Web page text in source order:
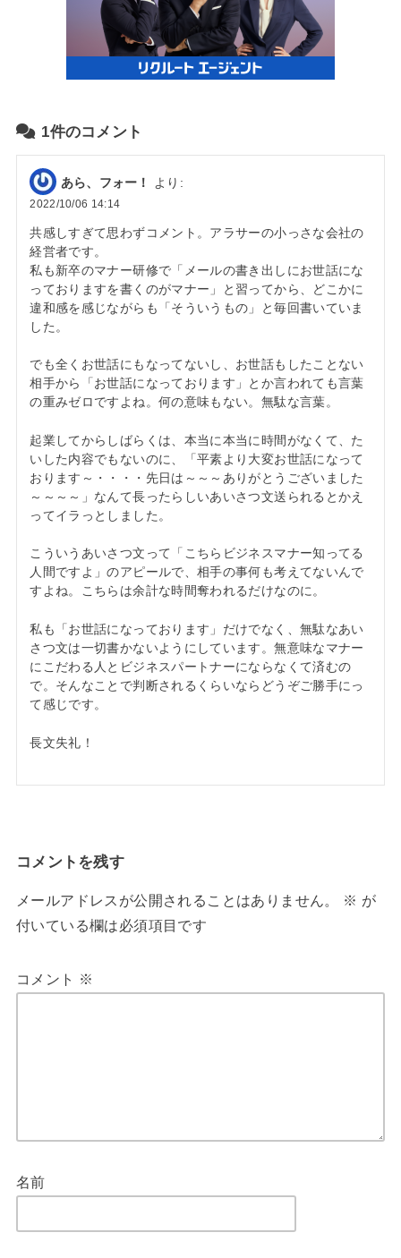
1件のコメント
あら、フォー！ より:
2022/10/06 14:14
共感しすぎて思わずコメント。アラサーの小っさな会社の
経営者です。
私も新卒のマナー研修で「メールの書き出しにお世話にな
っておりますを書くのがマナー」と習ってから、どこかに
違和感を感じながらも「そういうもの」と毎回書いていま
した。
でも全くお世話にもなってないし、お世話もしたことない
相手から「お世話になっております」とか言われても言葉
の重みゼロですよね。何の意味もない。無駄な言葉。
起業してからしばらくは、本当に本当に時間がなくて、た
いした内容でもないのに、「平素より大変お世話になって
おります～・・・・先日は～～～ありがとうございました
～～～～」なんて長ったらしいあいさつ文送られるとかえ
ってイラっとしました。
こういうあいさつ文って「こちらビジネスマナー知ってる
人間ですよ」のアピールで、相手の事何も考えてないんで
すよね。こちらは余計な時間奪われるだけなのに。
私も「お世話になっております」だけでなく、無駄なあい
さつ文は一切書かないようにしています。無意味なマナー
にこだわる人とビジネスパートナーにならなくて済むの
で。そんなことで判断されるくらいならどうぞご勝手にっ
て感じです。
長文失礼！
コメントを残す
メールアドレスが公開されることはありません。 ※ が
付いている欄は必須項目です
コメント ※
名前